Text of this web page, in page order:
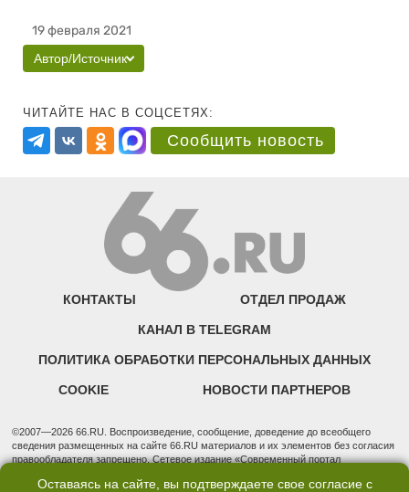
19 февраля 2021
Автор/Источник
ЧИТАЙТЕ НАС В СОЦСЕТЯХ:
Сообщить новость
КОНТАКТЫ ОТДЕЛ ПРОДАЖ
КАНАЛ В TELEGRAM
ПОЛИТИКА ОБРАБОТКИ ПЕРСОНАЛЬНЫХ ДАННЫХ
COOKIE НОВОСТИ ПАРТНЕРОВ
©2007—2026 66.RU. Воспроизведение, сообщение, доведение до всеобщего
сведения размещенных на сайте 66.RU материалов и их элементов без согласия
правообладателя запрещено. Сетевое издание «Современный портал
надзору в сфере связи, информационных технологий и массовых коммуникаций
Оставаясь на сайте, вы подтверждаете свое согласие с